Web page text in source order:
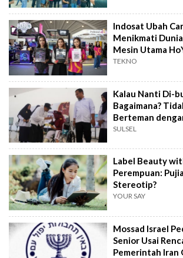
Indosat Ubah
Menikmati
Mesin Utama
TEKNO
Kalau Nanti Di-
Bagaimana?
Berteman
SULSEL
Label Beauty
Perempuan:
Stereotip?
YOUR SAY
Mossad Israel
Senior Usai
Pemerintah Iran